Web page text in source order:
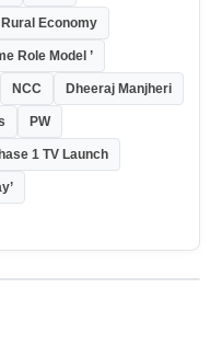
Rural Economy
Role Model ’
NCC Dheeraj Manjheri
PW
1 TV Launch